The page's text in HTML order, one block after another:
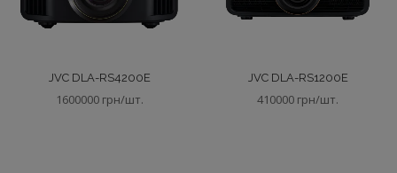
JVC DLA-RS4200E
1600000 грн/шт.
JVC DLA-RS1200E
410000 грн/шт.